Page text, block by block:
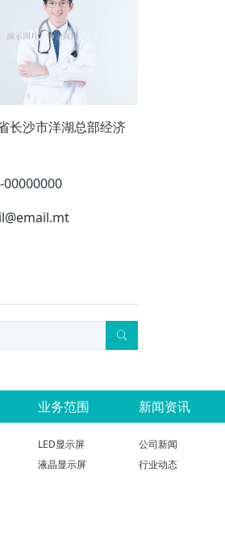
长沙市洋湖总部经济
业务范围
LED显示屏
液晶显示屏
新闻资讯
公司新闻
行业动态